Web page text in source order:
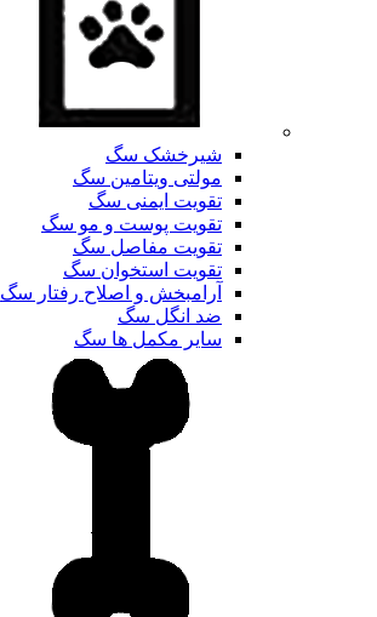
شیرخشک سگ
مولتی ویتامین سگ
تقویت ایمنی سگ
تقویت پوست و مو سگ
تقویت مفاصل سگ
تقویت استخوان سگ
آرامبخش و اصلاح رفتار سگ
ضد انگل سگ
سایر مکمل ها سگ